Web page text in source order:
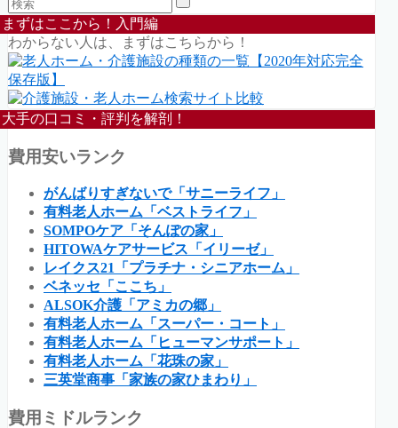
まずはここから！入門編
わからない人は、まずはこちらから！
大手の口コミ・評判を解剖！
費用安いランク
がんばりすぎないで「サニーライフ」
有料老人ホーム「ベストライフ」
SOMPOケア「そんぽの家」
HITOWAケアサービス「イリーゼ」
レイクス21「プラチナ・シニアホーム」
ベネッセ「ここち」
ALSOK介護「アミカの郷」
有料老人ホーム「スーパー・コート」
有料老人ホーム「ヒューマンサポート」
有料老人ホーム「花珠の家」
三英堂商事「家族の家ひまわり」
費用ミドルランク